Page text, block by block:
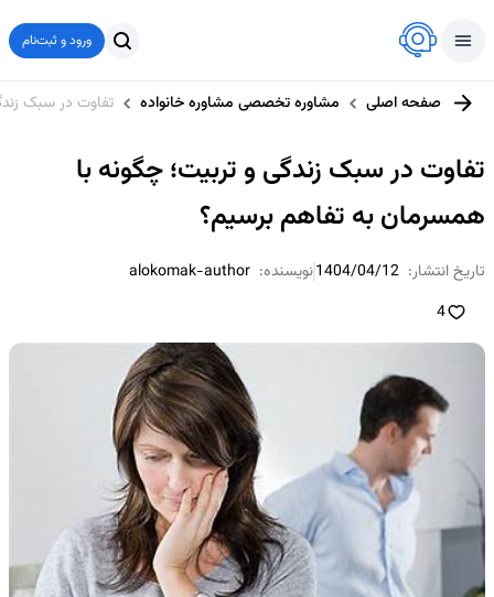
ورود و ثبت‌نام
صفحه اصلی مشاوره تخصصی مشاوره خانواده تفاوت‌ در سبک
تفاوت‌ در سبک زندگی و تربیت؛ چگونه با
همسرمان به تفاهم برسیم؟
تاریخ انتشار: 1404/04/12نویسنده: alokomak-author
4